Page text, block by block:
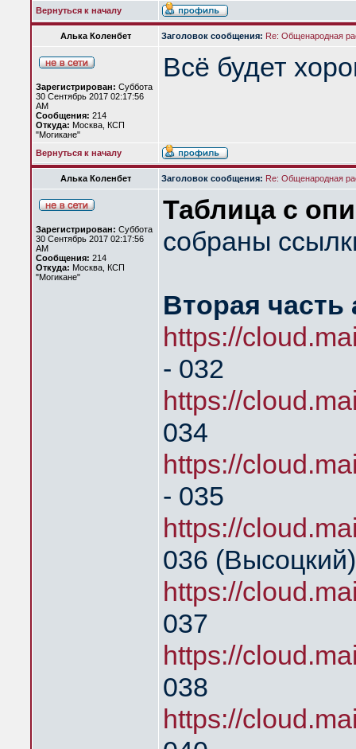
Вернуться к началу
Алька Коленбет Заголовок сообщения: Re: Общенародная
Зарегистрирован: Суббота
30 Сентябрь 2017 02:17:56
AM
Сообщения: 214
Откуда: Москва, КСП
"Могикане"
Всё будет
Вернуться к началу
Алька Коленбет Заголовок сообщения: Re: Общенародная
Зарегистрирован: Суббота
30 Сентябрь 2017 02:17:56
AM
Сообщения: 214
Откуда: Москва, КСП
"Могикане"
Таблица с
собраны
Вторая часть
https://
- 032
https://
034
https://
- 035
https://
036 (Высоцкий)
https://
037
https://
038
https://